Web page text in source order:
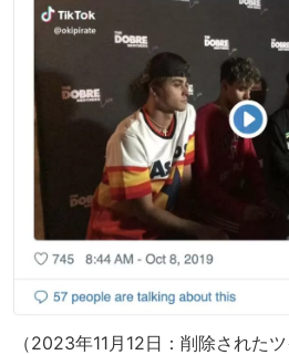
（2023年11月12日：削除された